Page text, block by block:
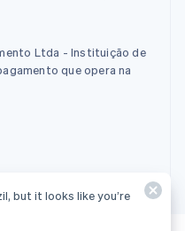
Ltda - Instituição de
que opera na
but it looks like you’re